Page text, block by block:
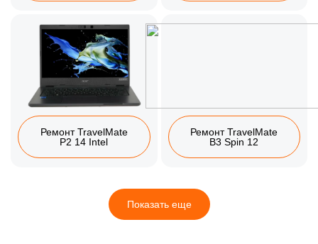
Ремонт TravelMate
P2 14 Intel
Ремонт TravelMate
B3 Spin 12
Показать еще